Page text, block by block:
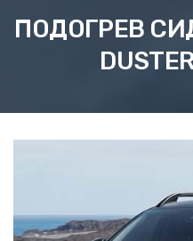
ПОДОГРЕВ